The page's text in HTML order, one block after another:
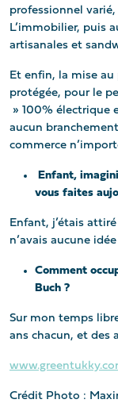
professionnel
L’immobilier, puis
artisanales et
Et enfin, la mise
protégée, pour le
» 100% électrique
aucun
commerce
Enfant,
vous faites
Enfant, j’étais
n’avais aucune
Comment
Buch ?
Sur mon temps
ans chacun, et des
Crédit Photo :